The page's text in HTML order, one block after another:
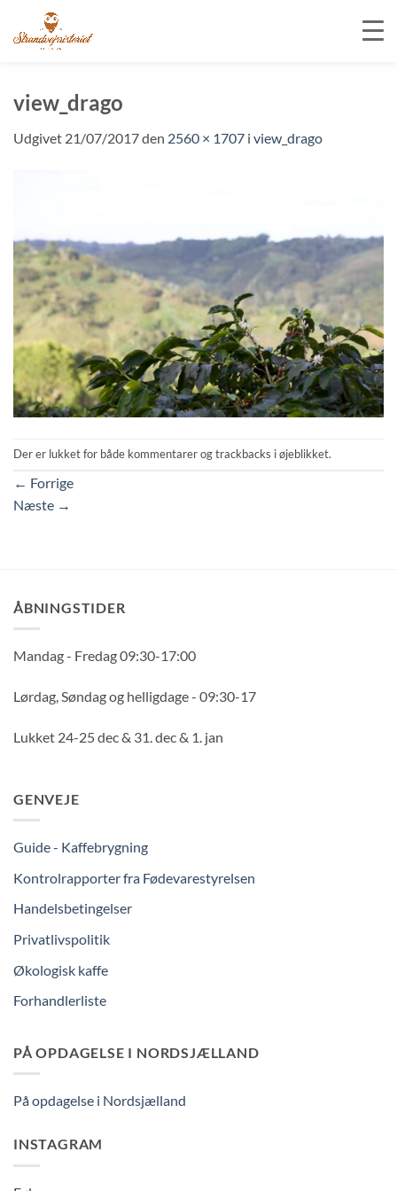
indhold
view_drago
Udgivet 21/07/2017den 2560 × 1707 i view_drago
Der er lukket for både kommentarer og trackbacks i øjeblikket.
← Forrige
Næste →
ÅBNINGSTIDER
Mandag - Fredag 09:30-17:00
Lørdag, Søndag og helligdage - 09:30-17
Lukket 24-25 dec & 31. dec & 1. jan
GENVEJE
Guide - Kaffebrygning
Kontrolrapporter fra Fødevarestyrelsen
Handelsbetingelser
Privatlivspolitik
Økologisk kaffe
Forhandlerliste
PÅ OPDAGELSE I NORDSJÆLLAND
På opdagelse i Nordsjælland
INSTAGRAM